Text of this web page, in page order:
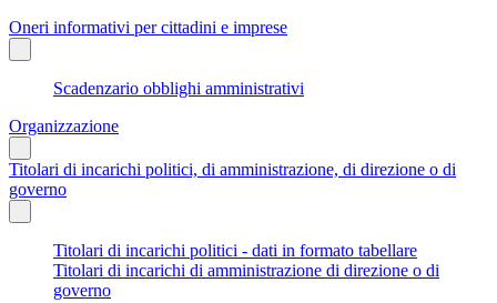
Oneri informativi per cittadini e imprese
Scadenzario obblighi amministrativi
Organizzazione
Titolari di incarichi politici, di amministrazione, di direzione o di
governo
Titolari di incarichi politici - dati in formato tabellare
Titolari di incarichi di amministrazione di direzione o di
governo